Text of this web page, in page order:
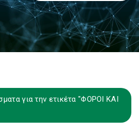
για την ετικέτα "ΦΟΡΟΙ ΚΑΙ